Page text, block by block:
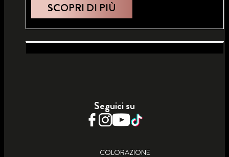
SCOPRI DI PIÙ
SCOPRI DI PIÙ
COLORAZIONE PERMANENTE
SCOPRI DI PIÙ
Seguici su
COLORAZIONE